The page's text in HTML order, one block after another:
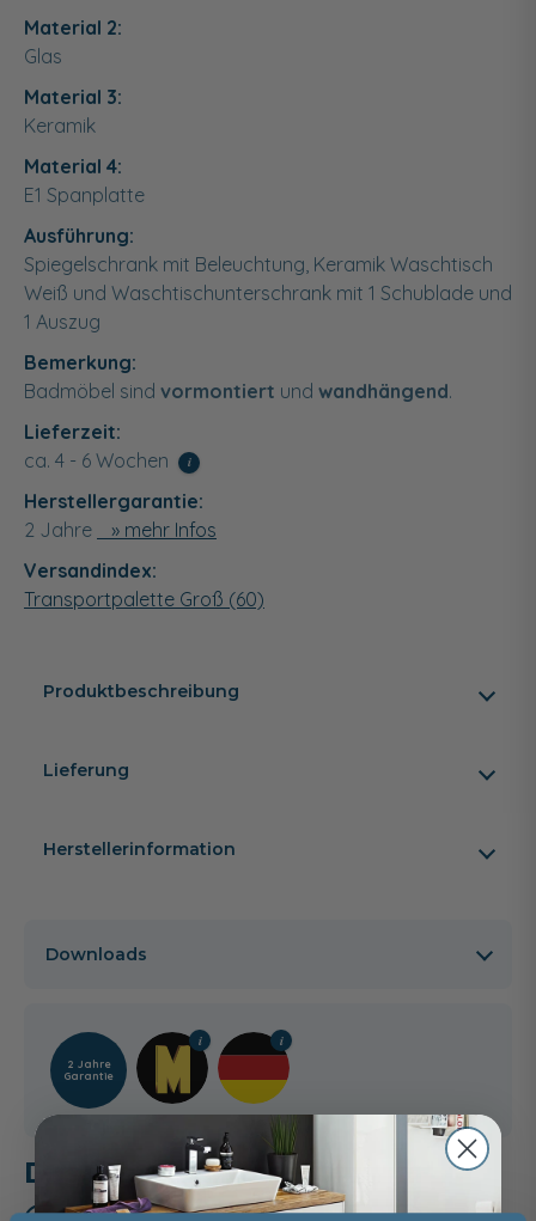
Material 2:
Glas
Material 3:
Keramik
Material 4:
E1 Spanplatte
Ausführung:
Spiegelschrank mit Beleuchtung, Keramik Waschtisch
Weiß und Waschtischunterschrank mit 1 Schublade und
1 Auszug
Bemerkung:
Badmöbel sind vormontiert und wandhängend.
Lieferzeit:
ca. 4 - 6 Wochen
i
Herstellergarantie:
2 Jahre
» mehr Infos
Versandindex:
Transportpalette Groß (60)
Produktbeschreibung
Lieferung
Herstellerinformation
Downloads
2 Jahre
Garantie
Das passt dazu